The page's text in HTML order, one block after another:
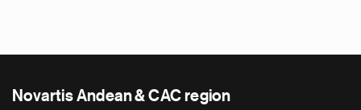
Novartis Andean & CAC region